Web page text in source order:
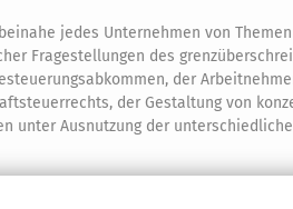
jedes Unternehmen von
Fragestellungen des
der
der Gestaltung von
unter Ausnutzung der